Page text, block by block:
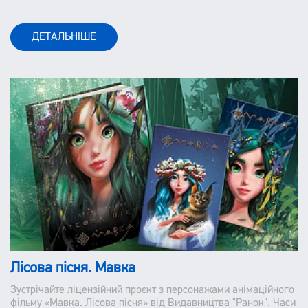
ДЕТАЛЬНІШЕ
Лісова пісня. Мавка
Зустрічайте ліцензійний проєкт з персонажами анімаційного
фільму «Мавка. Лісова пісня» від Видавництва "Ранок". Часи